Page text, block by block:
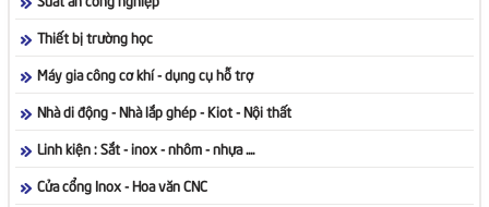
Thiết bị trường học
Máy gia công cơ khí - dụng cụ hỗ trợ
Nhà di động - Nhà lắp ghép - Kiot - Nội thất
Linh kiện : Sắt - inox - nhôm - nhựa ....
Cửa cổng Inox - Hoa văn CNC